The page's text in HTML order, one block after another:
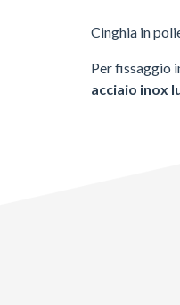
Cinghia in
Per fissaggio
acciaio inox